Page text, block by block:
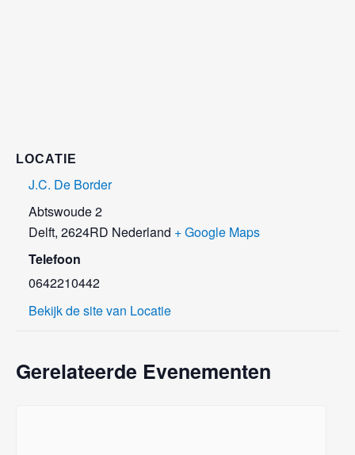
LOCATIE
J.C. De Border
Abtswoude 2
Delft, 2624RD Nederland + Google Maps
Telefoon
0642210442
Bekijk de site van Locatie
Gerelateerde Evenementen